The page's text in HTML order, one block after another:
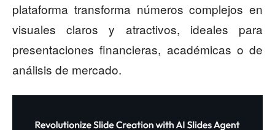
plataforma transforma números complejos en
visuales claros y atractivos, ideales para
presentaciones financieras, académicas o de
análisis de mercado.